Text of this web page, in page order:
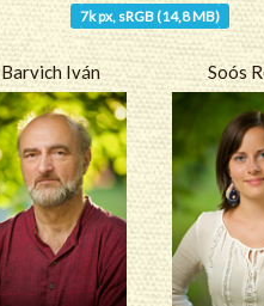
7k px, sRGB (14,8 MB)
Barvich Iván Soós